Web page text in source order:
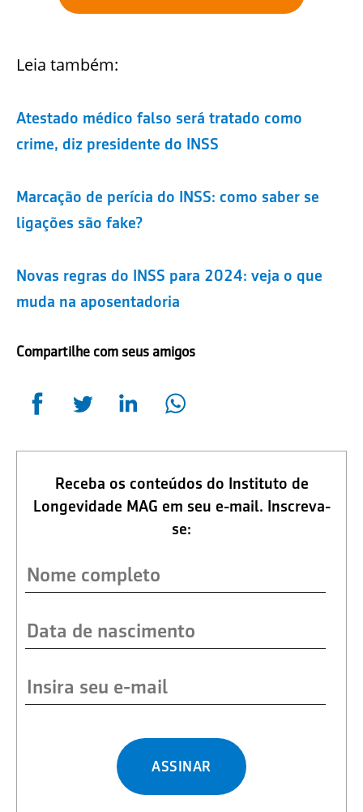
Leia também:
Atestado médico falso será tratado como
crime, diz presidente do INSS
Marcação de perícia do INSS: como saber se
ligações são fake?
Novas regras do INSS para 2024: veja o que
muda na aposentadoria
Compartilhe com seus amigos
Receba os conteúdos do Instituto de
Longevidade MAG em seu e-mail. Inscreva-
se:
ASSINAR